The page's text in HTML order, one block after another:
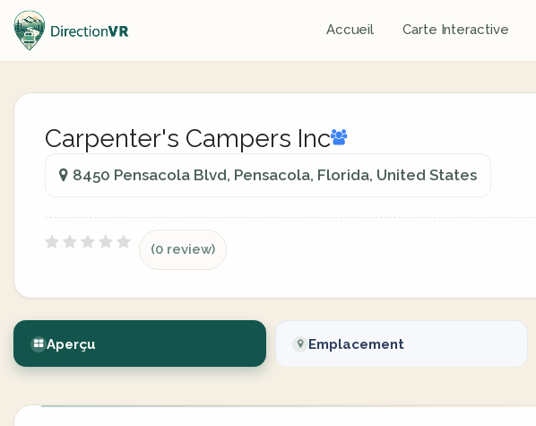
Accueil Carte Interactive
Carpenter's Campers Inc
8450 Pensacola Blvd, Pensacola, Florida, United States
(0 review)
Aperçu Emplacement